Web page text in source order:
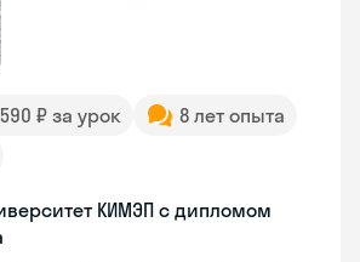
₽ за урок
8 лет опыта
КИМЭП с дипломом